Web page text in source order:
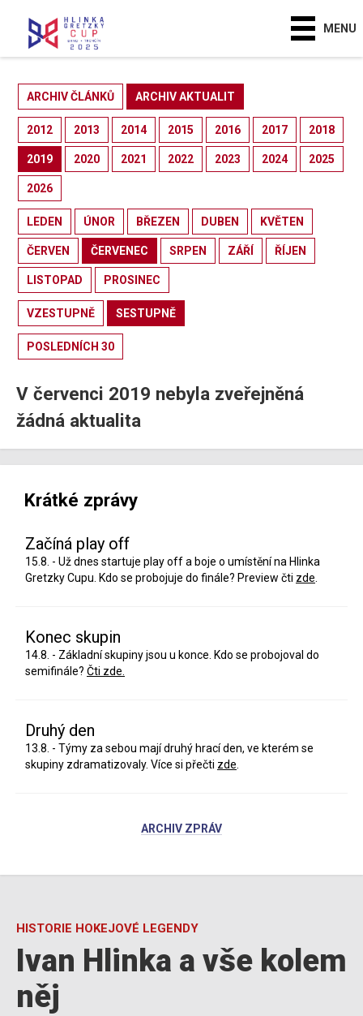
MENU
ARCHIV ČLÁNKŮ ARCHIV AKTUALIT
2012 2013 2014 2015 2016 2017 2018
2019 2020 2021 2022 2023 2024 2025
2026
LEDEN ÚNOR BŘEZEN DUBEN KVĚTEN
ČERVEN ČERVENEC SRPEN ZÁŘÍ ŘÍJEN
LISTOPAD PROSINEC
VZESTUPNĚ SESTUPNĚ
POSLEDNÍCH 30
V červenci 2019 nebyla zveřejněná
žádná aktualita
Krátké zprávy
Začíná play off
15.8. - Už dnes startuje play off a boje o umístění na Hlinka
Gretzky Cupu. Kdo se probojuje do finále? Preview čti zde.
Konec skupin
14.8. - Základní skupiny jsou u konce. Kdo se probojoval do
semifinále? Čti zde.
Druhý den
13.8. - Týmy za sebou mají druhý hrací den, ve kterém se
skupiny zdramatizovaly. Více si přečti zde.
ARCHIV ZPRÁV
HISTORIE HOKEJOVÉ LEGENDY
Ivan Hlinka a vše kolem
něj